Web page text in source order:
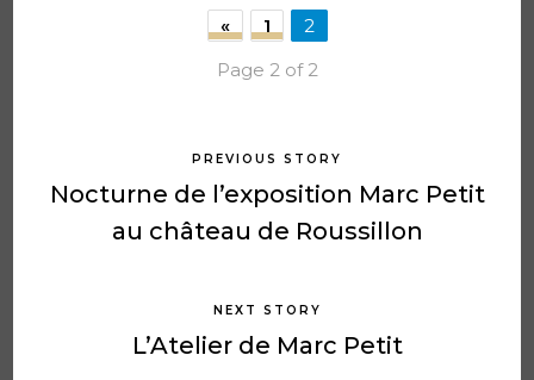
« 1
2
Page 2 of 2
PREVIOUS STORY
Nocturne de l’exposition Marc Petit
au château de Roussillon
NEXT STORY
L’Atelier de Marc Petit